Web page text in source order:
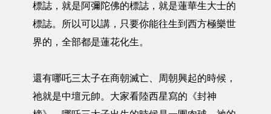
標誌，就是阿彌陀佛的標誌，就是蓮華生大士的
標誌。所以可以講，只要你能往生到西方極樂世
界的，全部都是蓮花化生。
還有哪吒三太子在商朝滅亡、周朝興起的時候，
祂就是中壇元帥。大家看陸西星寫的《封神